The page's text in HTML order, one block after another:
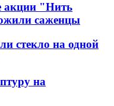
акции "Нить
саженцы
стекло на одной
на